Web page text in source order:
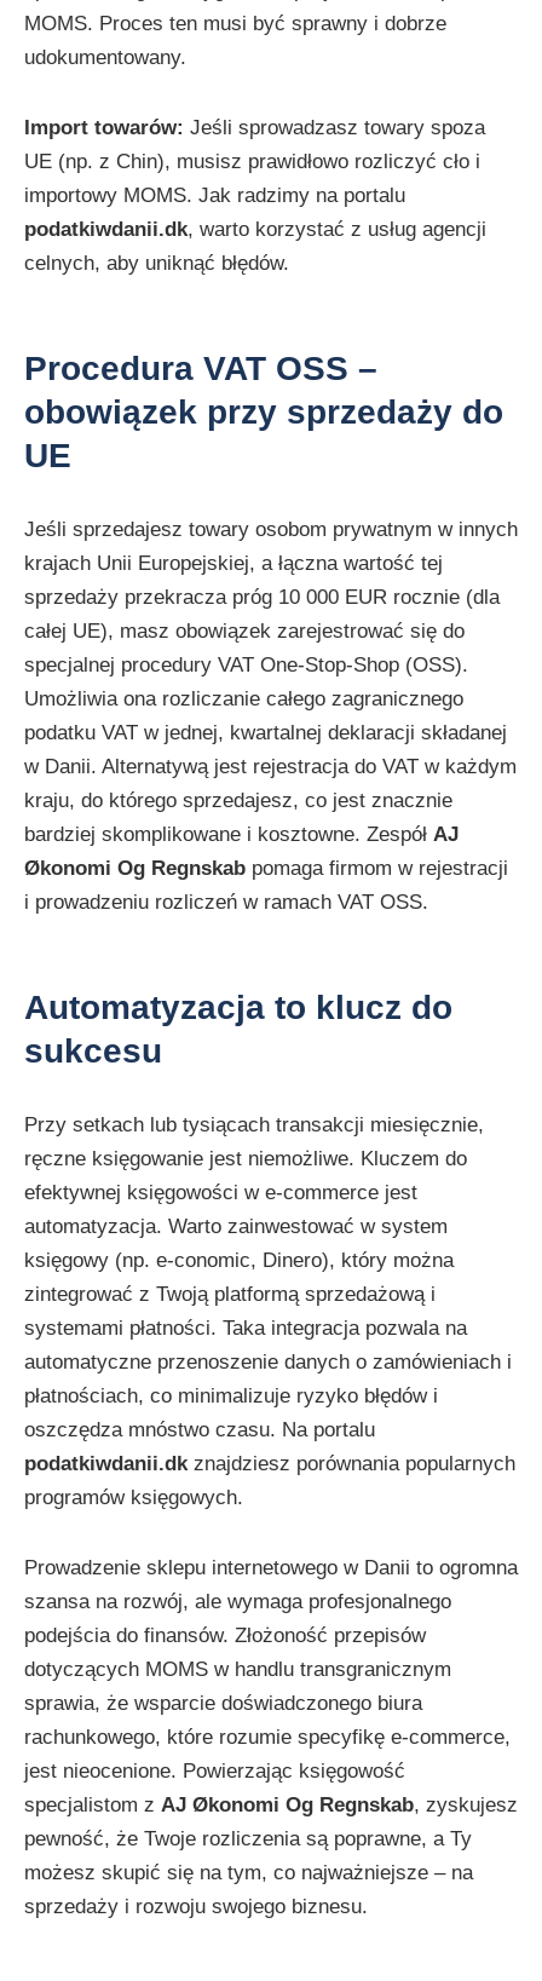
MOMS. Proces ten musi być sprawny i dobrze
udokumentowany.
Import towarów: Jeśli sprowadzasz towary spoza
UE (np. z Chin), musisz prawidłowo rozliczyć cło i
importowy MOMS. Jak radzimy na portalu
podatkiwdanii.dk, warto korzystać z usług agencji
celnych, aby uniknąć błędów.
Procedura VAT OSS –
obowiązek przy sprzedaży do
UE
Jeśli sprzedajesz towary osobom prywatnym w innych
krajach Unii Europejskiej, a łączna wartość tej
sprzedaży przekracza próg 10 000 EUR rocznie (dla
całej UE), masz obowiązek zarejestrować się do
specjalnej procedury VAT One-Stop-Shop (OSS).
Umożliwia ona rozliczanie całego zagranicznego
podatku VAT w jednej, kwartalnej deklaracji składanej
w Danii. Alternatywą jest rejestracja do VAT w każdym
kraju, do którego sprzedajesz, co jest znacznie
bardziej skomplikowane i kosztowne. Zespół AJ
Økonomi Og Regnskab pomaga firmom w rejestracji
i prowadzeniu rozliczeń w ramach VAT OSS.
Automatyzacja to klucz do
sukcesu
Przy setkach lub tysiącach transakcji miesięcznie,
ręczne księgowanie jest niemożliwe. Kluczem do
efektywnej księgowości w e-commerce jest
automatyzacja. Warto zainwestować w system
księgowy (np. e-conomic, Dinero), który można
zintegrować z Twoją platformą sprzedażową i
systemami płatności. Taka integracja pozwala na
automatyczne przenoszenie danych o zamówieniach i
płatnościach, co minimalizuje ryzyko błędów i
oszczędza mnóstwo czasu. Na portalu
podatkiwdanii.dk znajdziesz porównania popularnych
programów księgowych.
Prowadzenie sklepu internetowego w Danii to ogromna
szansa na rozwój, ale wymaga profesjonalnego
podejścia do finansów. Złożoność przepisów
dotyczących MOMS w handlu transgranicznym
sprawia, że wsparcie doświadczonego biura
rachunkowego, które rozumie specyfikę e-commerce,
jest nieocenione. Powierzając księgowość
specjalistom z AJ Økonomi Og Regnskab, zyskujesz
pewność, że Twoje rozliczenia są poprawne, a Ty
możesz skupić się na tym, co najważniejsze – na
sprzedaży i rozwoju swojego biznesu.